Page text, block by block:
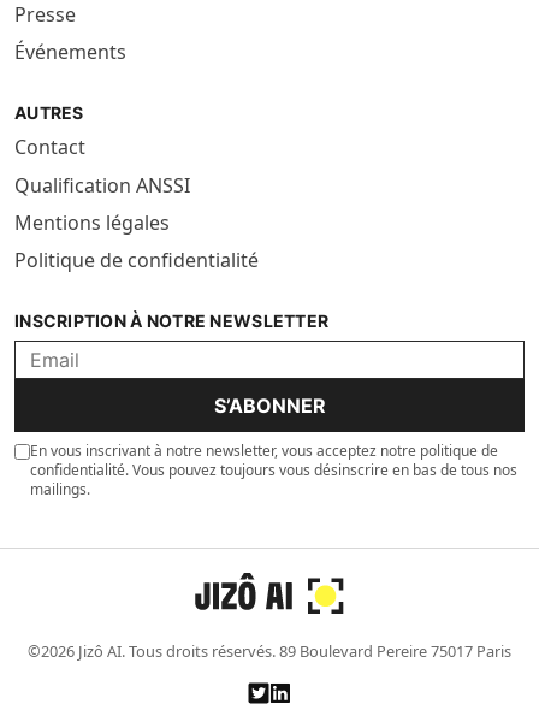
Presse
Événements
AUTRES
Contact
Qualification ANSSI
Mentions légales
Politique de confidentialité
INSCRIPTION À NOTRE NEWSLETTER
S’ABONNER
En vous inscrivant à notre newsletter, vous acceptez notre politique de
confidentialité. Vous pouvez toujours vous désinscrire en bas de tous nos
mailings.
©2026 Jizô AI. Tous droits réservés. 89 Boulevard Pereire 75017 Paris